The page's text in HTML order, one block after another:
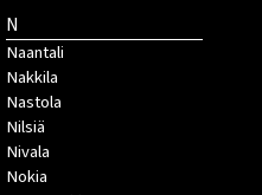
N
Naantali
Nakkila
Nastola
Nilsiä
Nivala
Nokia